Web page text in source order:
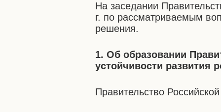
На заседании
г. по рассматриваемым
решения.
1. Об образовании
устойчивости развития
Правительство